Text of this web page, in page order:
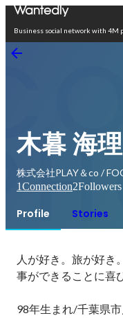
Business social network with 4M
木暮 海理
株式会社PLAY＆co /
1Connection2Followers
Profile Stories
人が好き。旅が好き
事ができることに喜
98年生まれ/千葉県